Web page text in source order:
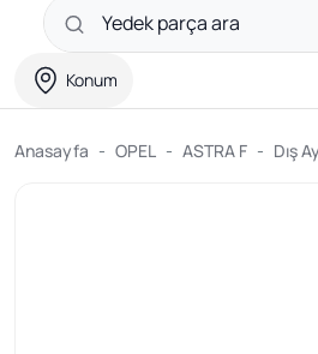
Konum
Anasayfa OPEL ASTRA F Dış